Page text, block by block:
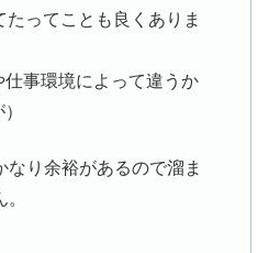
たってことも良くありま
仕事環境によって違うか
なり余裕があるので溜ま